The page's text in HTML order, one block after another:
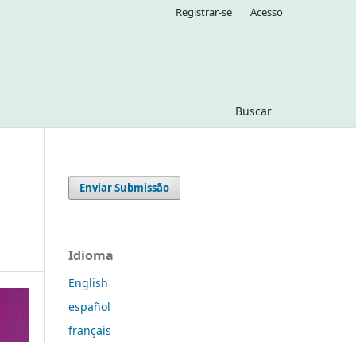
Buscar
Registrar-se Acesso
Enviar Submissão
Idioma
English
español
français